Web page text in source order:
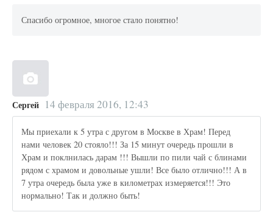
Спасибо огромное, многое стало понятно!
Сергей 14 февраля 2016, 12:43
Мы приехали к 5 утра с другом в Москве в Храм! Перед
нами человек 20 стояло!!! За 15 минут очередь прошли в
Храм и поклнилась дарам !!! Вышли по пили чай с блинами
рядом с храмом и довольные ушли! Все было отлично!!! А в
7 утра очередь была уже в километрах измеряется!!! Это
нормально! Так и должно быть!